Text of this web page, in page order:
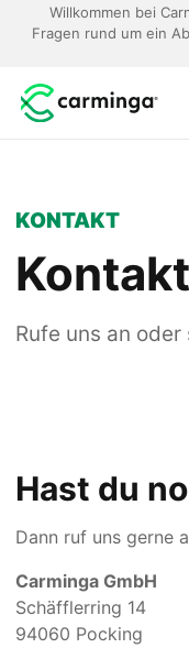
Willkommen bei
Fragen rund um ein
KONTAKT
Rufe uns an
Hast du
Dann ruf uns gerne
Carminga GmbH
Schäfflerring 14
94060 Pocking